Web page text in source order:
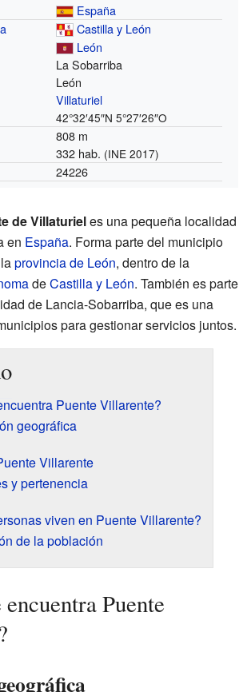
España
Castilla y León
León
La Sobarriba
León
Villaturiel
42°32′45″N 5°27′26″O
808 m
332 hab. (INE 2017)
24226
de Villaturieles una pequeña localidad
en España. Forma parte del municipio
provincia de León, dentro de la
deCastilla y León. También es parte
de Lancia-Sobarriba, que es una
para gestionar servicios juntos.
Puente Villarente?
geográfica
Villarente
y pertenencia
viven en Puente Villarente?
de la población
Puente